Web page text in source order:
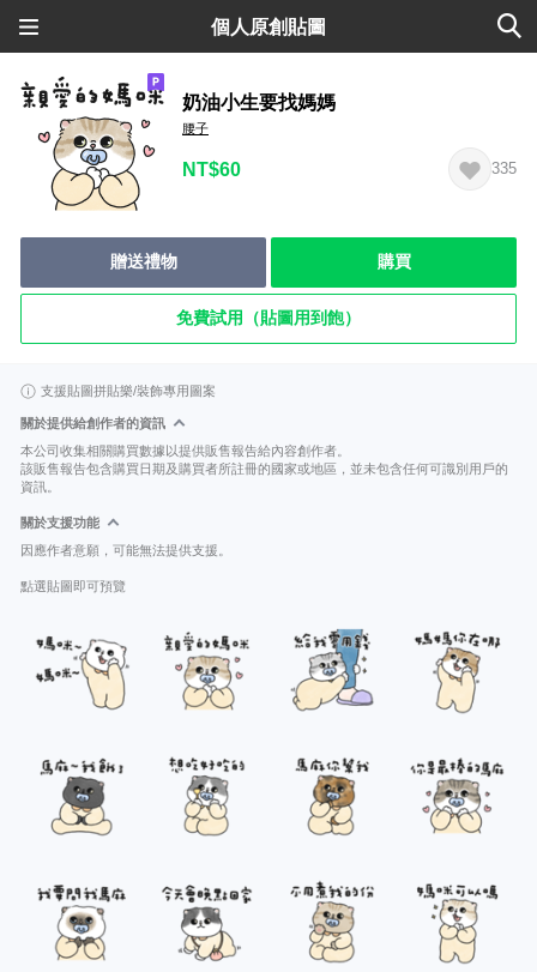
個人原創貼圖
奶油小生要找媽媽
腰子
NT$60 335
贈送禮物 購買
免費試用（貼圖用到飽）
支援貼圖拼貼樂/裝飾專用圖案
關於提供給創作者的資訊
本公司收集相關購買數據以提供販售報告給內容創作者。
該販售報告包含購買日期及購買者所註冊的國家或地區，並未包含任何可識別用戶的
資訊。
關於支援功能
因應作者意願，可能無法提供支援。
點選貼圖即可預覽